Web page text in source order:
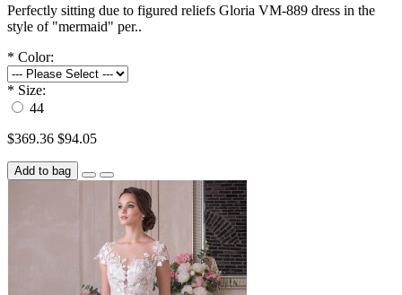
Perfectly sitting due to figured reliefs Gloria VM-889 dress in the
style of "mermaid" per..
* Color:
* Size:
44
$369.36 $94.05
Add to bag